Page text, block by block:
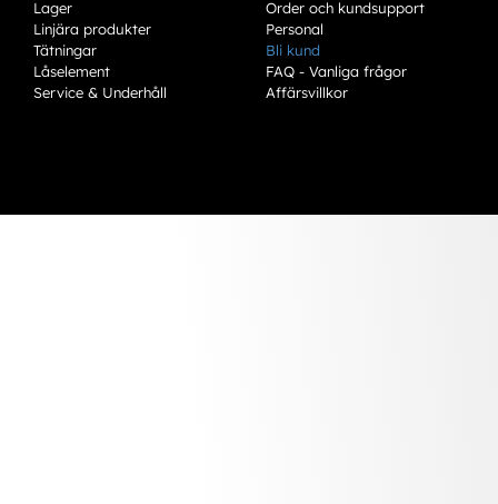
Lager
Linjära produkter
Tätningar
Låselement
Service & Underhåll
Order och kundsupport
Personal
Bli kund
FAQ - Vanliga frågor
Affärsvillkor